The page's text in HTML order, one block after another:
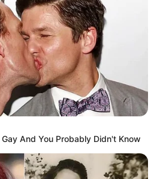
And You Probably Didn't Know